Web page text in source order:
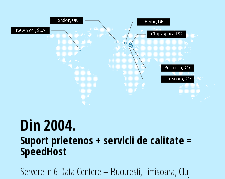
Din 2004.
Suport prietenos + servicii de calitate =
SpeedHost
Servere in 6 Data Centere – Bucuresti, Timisoara, Cluj